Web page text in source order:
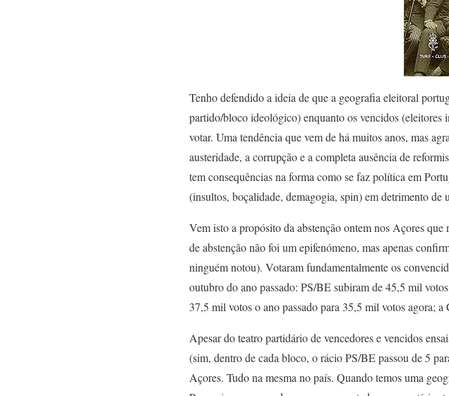
Tenho defendido a ideia de que a geografia eleitoral
partido/bloco ideológico) enquanto os vencidos (eleitores
votar. Uma tendência que vem de há muitos anos, mas
austeridade, a corrupção e a completa ausência de
tem consequências na forma como se faz política em
(insultos, boçalidade, demagogia, spin) em detrimento
Vem isto a propósito da abstenção ontem nos Açores
de abstenção não foi um epifenómeno, mas apenas
ninguém notou). Votaram fundamentalmente os
outubro do ano passado: PS/BE subiram de 45,5 mil
37,5 mil votos o ano passado para 35,5 mil votos agora;
Apesar do teatro partidário de vencedores e vencidos
(sim, dentro de cada bloco, o rácio PS/BE passou de 5
Açores. Tudo na mesma no país. Quando temos uma